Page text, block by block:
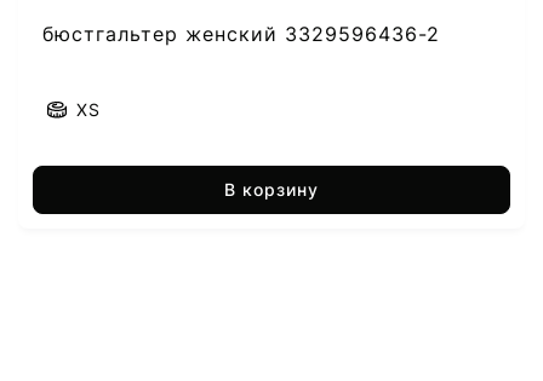
бюстгальтер женский 3329596436-2
XS
В корзину